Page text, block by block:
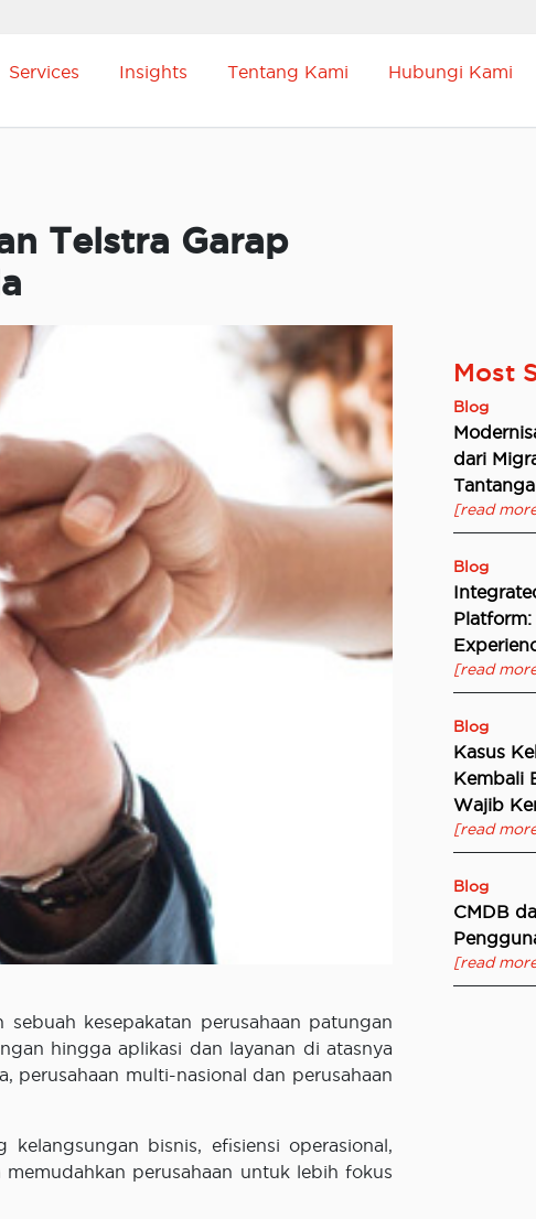
Services Insights Tentang Kami Hubungi Kami
Telstra Garap
kesepakatan perusahaan patungan
hingga aplikasi dan layanan di atasnya
perusahaan multi-nasional dan perusahaan
bisnis, efisiensi operasional,
perusahaan untuk lebih fokus
Most
Blog
dari
[read
Blog
[read
Blog
Kasus
Kembali
Wajib
[read
Blog
CMDB
[read